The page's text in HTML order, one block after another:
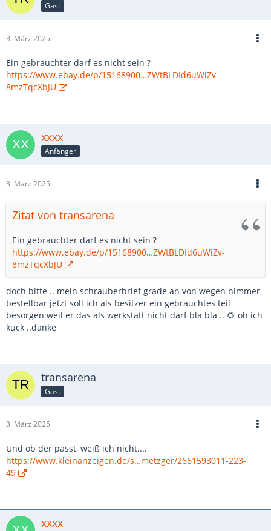
Gast
3. März 2025
Ein gebrauchter darf es nicht sein ?
https://www.ebay.de/p/15168900…ZWtBLDId6uWiZv-
8mzTqcXbJU
xxxx
Anfänger
3. März 2025
Zitat von transarena
Ein gebrauchter darf es nicht sein ?
https://www.ebay.de/p/15168900…ZWtBLDId6uWiZv-
8mzTqcXbJU
doch bitte .. mein schrauberbrief grade an von wegen nimmer
bestellbar jetzt soll ich als besitzer ein gebrauchtes teil
besorgen weil er das als werkstatt nicht darf bla bla .. 🌻 oh ich
kuck ..danke
transarena
Gast
3. März 2025
Und ob der passt, weiß ich nicht....
https://www.kleinanzeigen.de/s…metzger/2661593011-223-
49
xxxx